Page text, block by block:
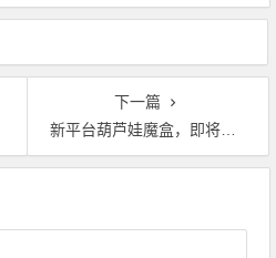
下一篇
新平台葫芦娃魔盒，即将成为最牛逼的盒子